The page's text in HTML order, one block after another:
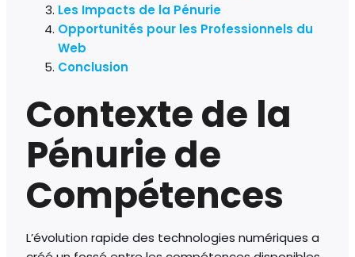
Les Impacts de la Pénurie
Opportunités pour les Professionnels du
Web
Conclusion
Contexte de la
Pénurie de
Compétences
L’évolution rapide des technologies numériques a